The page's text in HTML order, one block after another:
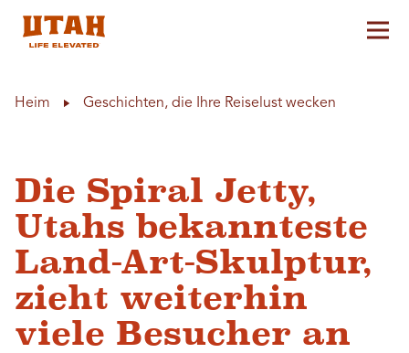
Heim Geschichten, die Ihre Reiselust wecken
Die Spiral Jetty,
Utahs bekannteste
Land-Art-Skulptur,
zieht weiterhin
viele Besucher an